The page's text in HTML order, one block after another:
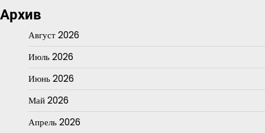
Архив
Август 2026
Июль 2026
Июнь 2026
Май 2026
Апрель 2026